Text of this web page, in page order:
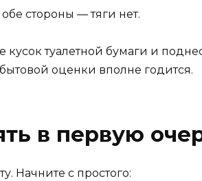
стороны — тяги нет.
кусок туалетной бумаги и
оценки вполне годится.
в первую
Начните с простого: